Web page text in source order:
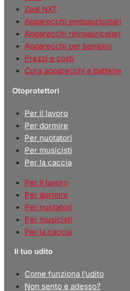
Zeal NXT
Apparecchi endoauricolari
Apparecchi retroauricolari
Apparecchi per bambini
Prezzi e costi
Cura apparecchi e batterie
Otoprotettori
Per il lavoro
Per dormire
Per nuotatori
Per musicisti
Per la caccia
Per il lavoro
Per dormire
Per nuotatori
Per musicisti
Per la caccia
Il tuo udito
Come funziona l’udito
Non sento e adesso?